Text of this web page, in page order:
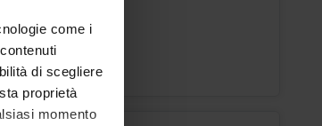
come i
di scegliere
proprietà
momento